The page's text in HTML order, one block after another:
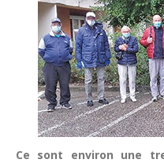
Ce sont environ une